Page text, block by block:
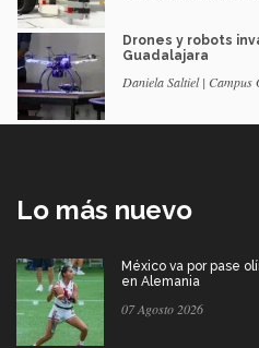
Drones y robots
Guadalajara
Daniela Saltiel | Campus
Lo más nuevo
México va por pase
en Alemania
07 Agosto 2026